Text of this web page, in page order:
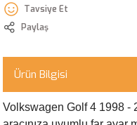
Tavsiye Et
Paylaş
Ürün Bilgisi
Volkswagen Golf 4 1998 -